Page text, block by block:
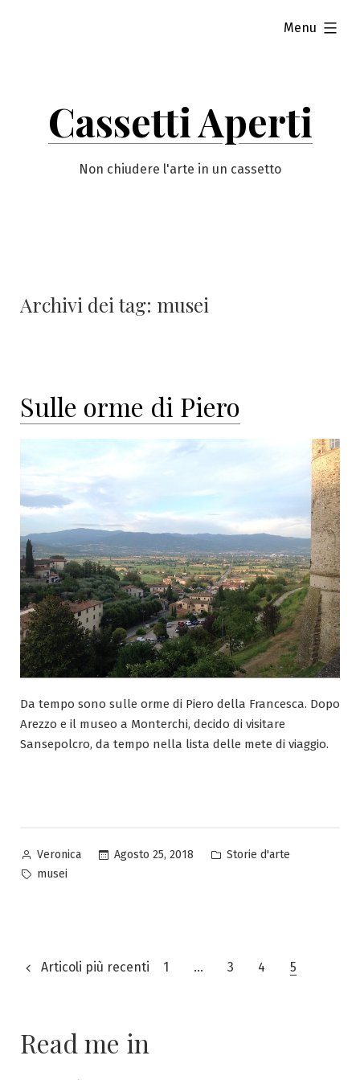
Cassetti Aperti
Non chiudere l'arte in un cassetto
Menu
esteso
Archivi dei tag: musei
Sulle orme di Piero
Da tempo sono sulle orme di Piero della Francesca. Dopo
Arezzo e il museo a Monterchi, decido di visitare
Sansepolcro, da tempo nella lista delle mete di viaggio.
Pubblicato
da
Veronica Agosto 25, 2018
Pubblicato
Storie d'arte
Tag:
musei
Paginazione
articoli
Articoli più recenti 1 … 3 4 5
Read me in